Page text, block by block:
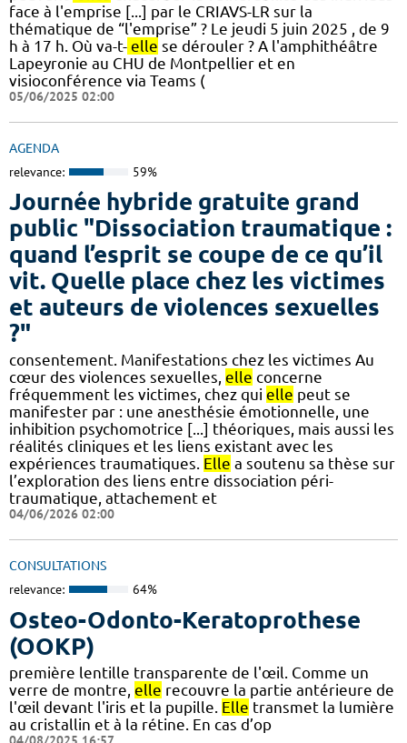
face à l'emprise [...] par le CRIAVS-LR sur la
thématique de “l'emprise” ? Le jeudi 5 juin 2025 , de 9
h à 17 h. Où va-t- elle se dérouler ? A l'amphithéâtre
Lapeyronie au CHU de Montpellier et en
visioconférence via Teams (
05/06/2025 02:00
AGENDA
relevance: 59%
Journée hybride gratuite grand
public "Dissociation traumatique :
quand l’esprit se coupe de ce qu’il
vit. Quelle place chez les victimes
et auteurs de violences sexuelles
?"
consentement. Manifestations chez les victimes Au
cœur des violences sexuelles, elle concerne
fréquemment les victimes, chez qui elle peut se
manifester par : une anesthésie émotionnelle, une
inhibition psychomotrice [...] théoriques, mais aussi les
réalités cliniques et les liens existant avec les
expériences traumatiques. Elle a soutenu sa thèse sur
l’exploration des liens entre dissociation péri-
traumatique, attachement et
04/06/2026 02:00
CONSULTATIONS
relevance: 64%
Osteo-Odonto-Keratoprothese
(OOKP)
première lentille transparente de l'œil. Comme un
verre de montre, elle recouvre la partie antérieure de
l'œil devant l'iris et la pupille. Elle transmet la lumière
au cristallin et à la rétine. En cas d’op